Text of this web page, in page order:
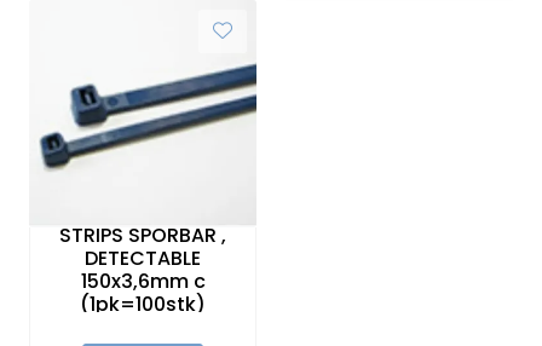
STRIPS SPORBAR ,
DETECTABLE
150x3,6mm c
(1pk=100stk)